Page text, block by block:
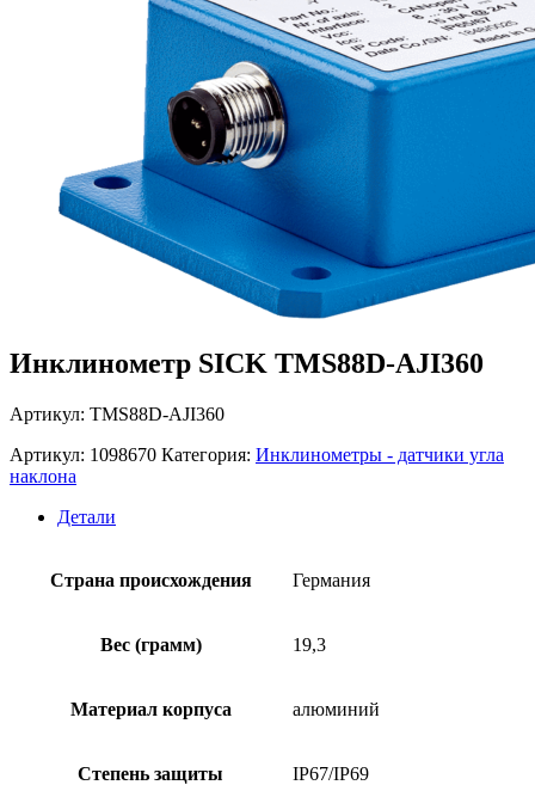
Инклинометр SICK TMS88D-AJI360
Артикул: TMS88D-AJI360
Артикул: 1098670 Категория: Инклинометры - датчики угла
наклона
Детали
Страна происхождения Германия
Вес (грамм) 19,3
Материал корпуса алюминий
Степень защиты IP67/IP69